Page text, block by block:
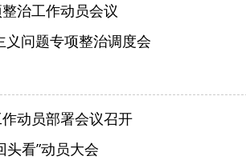
治工作动员会议
问题专项整治调度会
动员部署会议召开
头看”动员大会